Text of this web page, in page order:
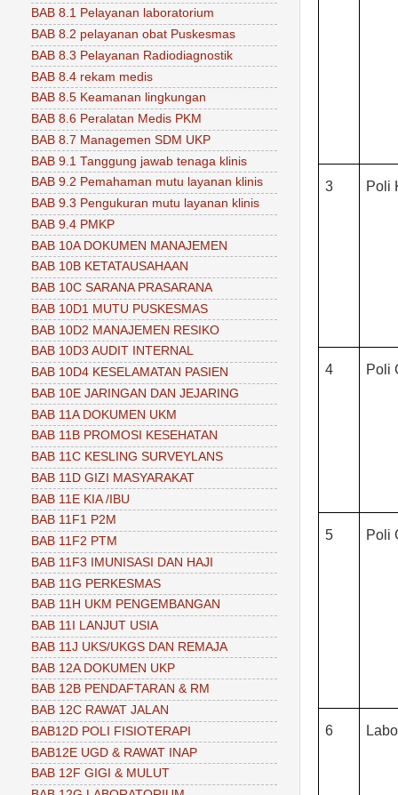
3 Poli
4 Poli
5 Poli
6
BAB 8.1 Pelayanan laboratorium
BAB 8.2 pelayanan obat Puskesmas
BAB 8.3 Pelayanan Radiodiagnostik
BAB 8.4 rekam medis
BAB 8.5 Keamanan lingkungan
BAB 8.6 Peralatan Medis PKM
BAB 8.7 Managemen SDM UKP
BAB 9.1 Tanggung jawab tenaga klinis
BAB 9.2 Pemahaman mutu layanan klinis
BAB 9.3 Pengukuran mutu layanan klinis
BAB 9.4 PMKP
BAB 10A DOKUMEN MANAJEMEN
BAB 10B KETATAUSAHAAN
BAB 10C SARANA PRASARANA
BAB 10D1 MUTU PUSKESMAS
BAB 10D2 MANAJEMEN RESIKO
BAB 10D3 AUDIT INTERNAL
BAB 10D4 KESELAMATAN PASIEN
BAB 10E JARINGAN DAN JEJARING
BAB 11A DOKUMEN UKM
BAB 11B PROMOSI KESEHATAN
BAB 11C KESLING SURVEYLANS
BAB 11D GIZI MASYARAKAT
BAB 11E KIA /IBU
BAB 11F1 P2M
BAB 11F2 PTM
BAB 11F3 IMUNISASI DAN HAJI
BAB 11G PERKESMAS
BAB 11H UKM PENGEMBANGAN
BAB 11I LANJUT USIA
BAB 11J UKS/UKGS DAN REMAJA
BAB 12A DOKUMEN UKP
BAB 12B PENDAFTARAN & RM
BAB 12C RAWAT JALAN
BAB12D POLI FISIOTERAPI
BAB12E UGD & RAWAT INAP
BAB 12F GIGI & MULUT